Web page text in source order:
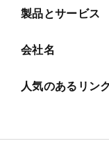
製品とサービス
会社名
人気のあるリンク